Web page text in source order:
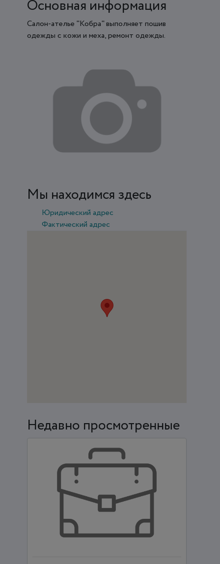
Основная информация
Салон-ателье "Кобра" выполняет пошив
одежды с кожи и меха, ремонт одежды.
Мы находимся здесь
Юридический адрес
Фактический адрес
Недавно просмотренные